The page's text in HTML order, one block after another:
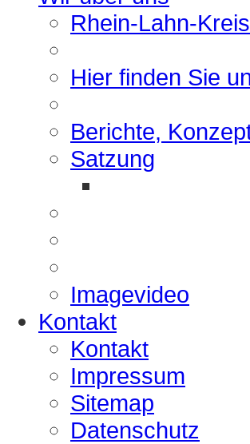
Rhein-Lahn-
Hier finden Sie
Berichte,
Satzung
Imagevideo
Kontakt
Kontakt
Impressum
Sitemap
Datenschutz